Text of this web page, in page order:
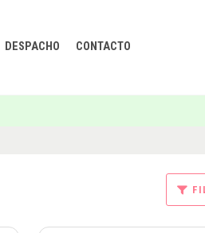
DESPACHO CONTACTO